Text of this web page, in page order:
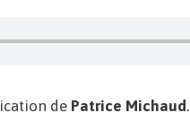
de Patrice Michaud.